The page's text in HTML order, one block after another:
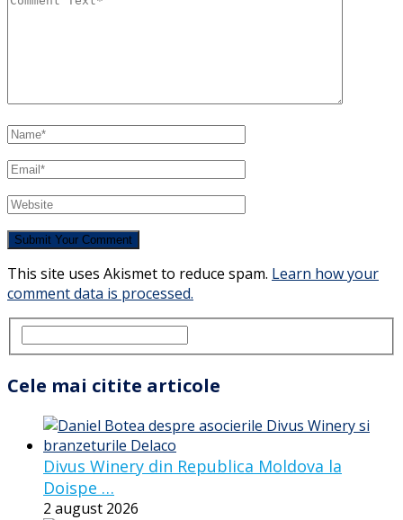
This site uses Akismet to reduce spam. Learn how your
comment data is processed.
Cele mai citite articole
Divus Winery din Republica Moldova la
Doispe …
2 august 2026